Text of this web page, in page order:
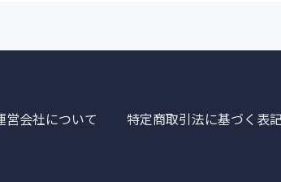
営会社について 特定商取引法に基づく表